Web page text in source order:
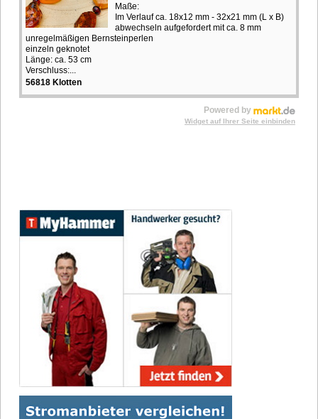
Maße:
Im Verlauf ca. 18x12 mm - 32x21 mm (L x B)
abwechseln aufgefordert mit ca. 8 mm
unregelmäßigen Bernsteinperlen
einzeln geknotet
Länge: ca. 53 cm
Verschluss:...
56818 Klotten
Powered by
Widget auf Ihrer Seite einbinden